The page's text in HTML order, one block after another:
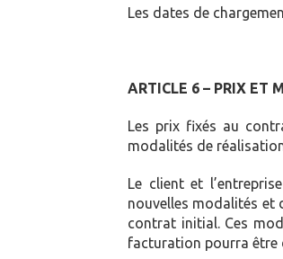
Les dates de
ARTICLE 6 – PRIX ET
Les prix fixés au
modalités de
Le client et
nouvelles modalités et
contrat initial. Ces
facturation pourra être